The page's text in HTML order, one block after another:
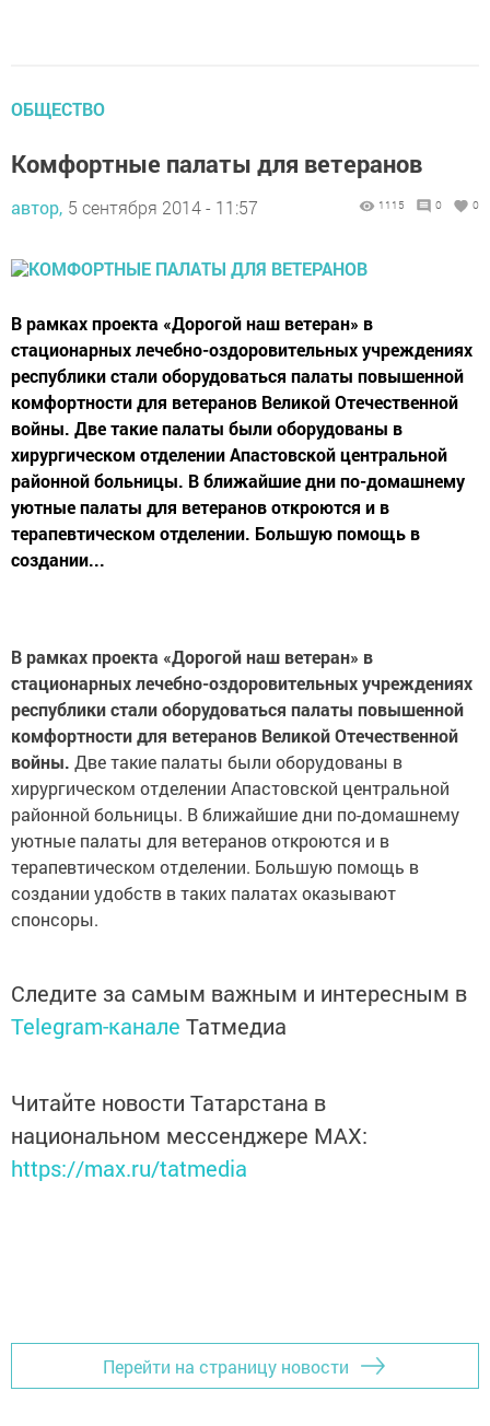
ОБЩЕСТВО
Комфортные палаты для ветеранов
автор, 5 сентября 2014 - 11:57 1115 0 0
В рамках проекта «Дорогой наш ветеран» в
стационарных лечебно-оздоровительных учреждениях
республики стали оборудоваться палаты повышенной
комфортности для ветеранов Великой Отечественной
войны. Две такие палаты были оборудованы в
хирургическом отделении Апастовской центральной
районной больницы. В ближайшие дни по-домашнему
уютные палаты для ветеранов откроются и в
терапевтическом отделении. Большую помощь в
создании...
В рамках проекта «Дорогой наш ветеран» в
стационарных лечебно-оздоровительных учреждениях
республики стали оборудоваться палаты повышенной
комфортности для ветеранов Великой Отечественной
войны. Две такие палаты были оборудованы в
хирургическом отделении Апастовской центральной
районной больницы. В ближайшие дни по-домашнему
уютные палаты для ветеранов откроются и в
терапевтическом отделении. Большую помощь в
создании удобств в таких палатах оказывают
спонсоры.
Следите за самым важным и интересным в
Telegram-канале Татмедиа
Читайте новости Татарстана в
национальном мессенджере MАХ:
https://max.ru/tatmedia
Перейти на страницу новости